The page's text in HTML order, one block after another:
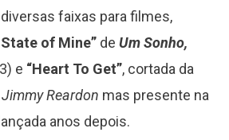
faixas para filmes,
of Mine” de Um Sonho,
e “Heart To Get”, cortada da
Jimmy Reardon mas presente na
anos depois.